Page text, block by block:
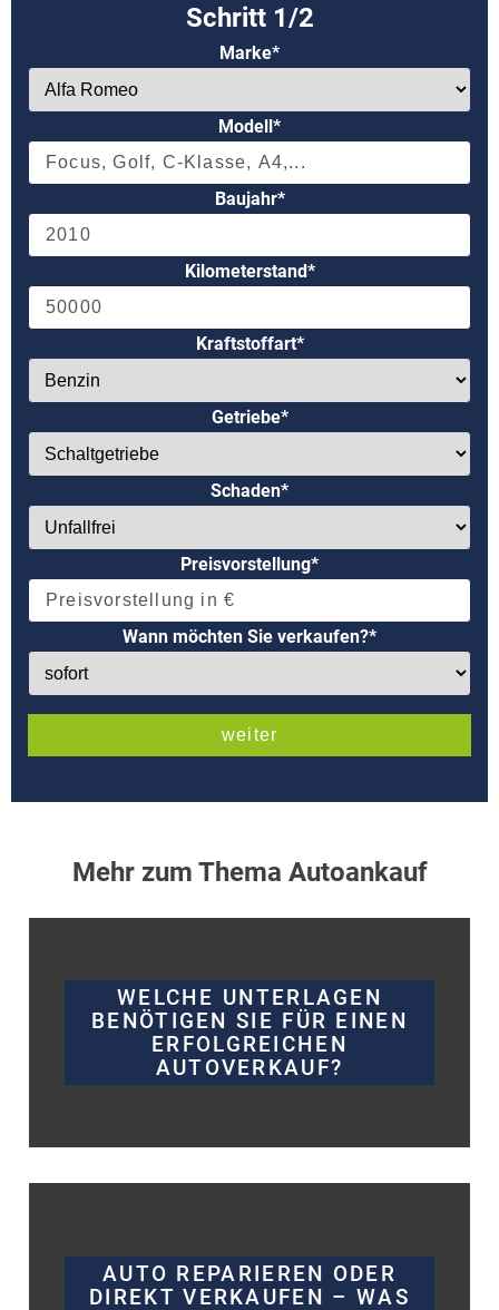
Marke*
Modell*
Baujahr*
Kilometerstand*
Kraftstoffart*
Getriebe*
Schaden*
Preisvorstellung*
Wann möchten Sie verkaufen?*
Mehr zum Thema Autoankauf
WELCHE UNTERLAGEN
BENÖTIGEN SIE FÜR EINEN
ERFOLGREICHEN
AUTOVERKAUF?
AUTO REPARIEREN ODER
DIREKT VERKAUFEN – WAS